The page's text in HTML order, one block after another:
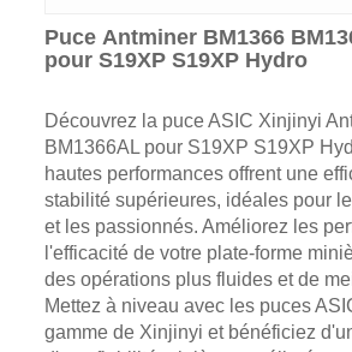
Puce Antminer BM1366
pour S19XP S19XP Hydro
Découvrez la puce ASIC Xinjinyi
BM1366AL pour S19XP S19XP
hautes performances offrent une
stabilité supérieures, idéales pour
et les passionnés. Améliorez les
l'efficacité de votre plate-forme
des opérations plus fluides et de
Mettez à niveau avec les puces
gamme de Xinjinyi et bénéficiez